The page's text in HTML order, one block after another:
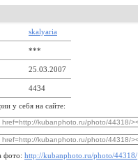
skalyaria
***
25.03.2007
4434
у себя на сайте:
фото: http://kubanphoto.ru/photo/44318/